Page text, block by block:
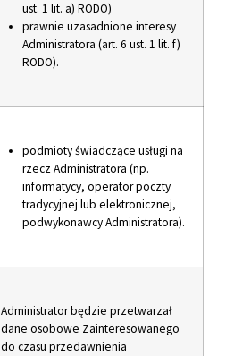
ust. 1 lit. a) RODO)
prawnie uzasadnione interesy
Administratora (art. 6 ust. 1 lit. f)
RODO).
podmioty świadczące usługi na
rzecz Administratora (np.
informatycy, operator poczty
tradycyjnej lub elektronicznej,
podwykonawcy Administratora).
Administrator będzie przetwarzał
dane osobowe Zainteresowanego
do czasu przedawnienia